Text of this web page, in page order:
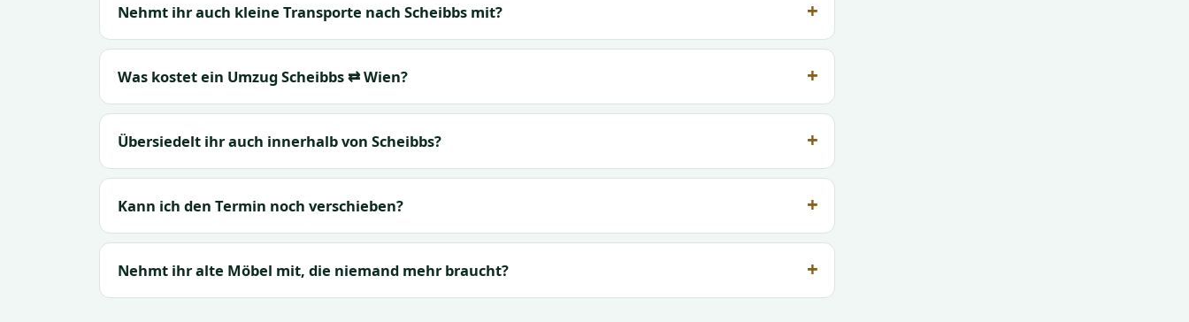
Nehmt ihr auch kleine Transporte nach Scheibbs mit?
Was kostet ein Umzug Scheibbs ⇄ Wien?
Übersiedelt ihr auch innerhalb von Scheibbs?
Kann ich den Termin noch verschieben?
Nehmt ihr alte Möbel mit, die niemand mehr braucht?